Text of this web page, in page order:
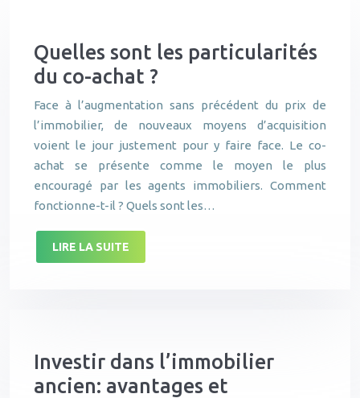
Quelles sont les particularités
du co-achat ?
Face à l’augmentation sans précédent du prix de
l’immobilier, de nouveaux moyens d’acquisition
voient le jour justement pour y faire face. Le co-
achat se présente comme le moyen le plus
encouragé par les agents immobiliers. Comment
fonctionne-t-il ? Quels sont les…
LIRE LA SUITE
Investir dans l’immobilier
ancien: avantages et